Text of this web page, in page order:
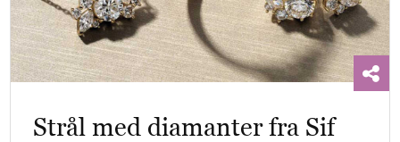
Strål med diamanter fra Sif